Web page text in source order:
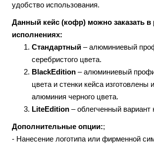
удобство использования.
Данный кейс (кофр) можно заказать в
исполнениях:
Стандартный – алюминиевый
серебристого цвета.
BlackEdition – алюминиевый
цвета и стенки кейса изготовлены
алюминия черного цвета.
LiteEdition – облегченный вариант
Дополнительные опции:;
- Нанесение логотипа или фирменной